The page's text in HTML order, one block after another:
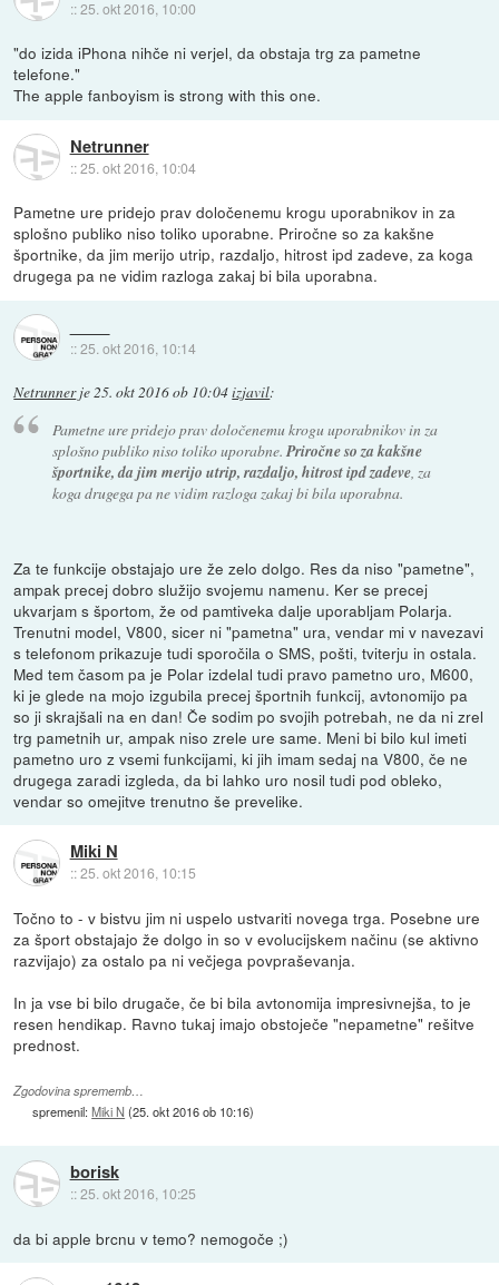
::25. okt 2016, 10:00
"do izida iPhona nihče ni verjel, da obstaja trg za pametne
telefone."
The apple fanboyism is strong with this one.
Netrunner
::25. okt 2016, 10:04
Pametne ure pridejo prav določenemu krogu uporabnikov in za
splošno publiko niso toliko uporabne. Priročne so za kakšne
športnike, da jim merijo utrip, razdaljo, hitrost ipd zadeve, za koga
drugega pa ne vidim razloga zakaj bi bila uporabna.
::25. okt 2016, 10:14
Netrunnerje25. okt 2016 ob 10:04izjavil:
Pametne ure pridejo prav določenemu krogu uporabnikov in za
splošno publiko niso toliko uporabne. Priročne so za kakšne
športnike, da jim merijo utrip, razdaljo, hitrost ipd zadeve, za
koga drugega pa ne vidim razloga zakaj bi bila uporabna.
Za te funkcije obstajajo ure že zelo dolgo. Res da niso "pametne",
ampak precej dobro služijo svojemu namenu. Ker se precej
ukvarjam s športom, že od pamtiveka dalje uporabljam Polarja.
Trenutni model, V800, sicer ni "pametna" ura, vendar mi v navezavi
s telefonom prikazuje tudi sporočila o SMS, pošti, tviterju in ostala.
Med tem časom pa je Polar izdelal tudi pravo pametno uro, M600,
ki je glede na mojo izgubila precej športnih funkcij, avtonomijo pa
so ji skrajšali na en dan! Če sodim po svojih potrebah, ne da ni zrel
trg pametnih ur, ampak niso zrele ure same. Meni bi bilo kul imeti
pametno uro z vsemi funkcijami, ki jih imam sedaj na V800, če ne
drugega zaradi izgleda, da bi lahko uro nosil tudi pod obleko,
vendar so omejitve trenutno še prevelike.
Miki N
::25. okt 2016, 10:15
Točno to - v bistvu jim ni uspelo ustvariti novega trga. Posebne ure
za šport obstajajo že dolgo in so v evolucijskem načinu (se aktivno
razvijajo) za ostalo pa ni večjega povpraševanja.
In ja vse bi bilo drugače, če bi bila avtonomija impresivnejša, to je
resen hendikap. Ravno tukaj imajo obstoječe "nepametne" rešitve
prednost.
Zgodovina sprememb…
spremenil:Miki N(25. okt 2016 ob 10:16)
borisk
::25. okt 2016, 10:25
da bi apple brcnu v temo? nemogoče ;)